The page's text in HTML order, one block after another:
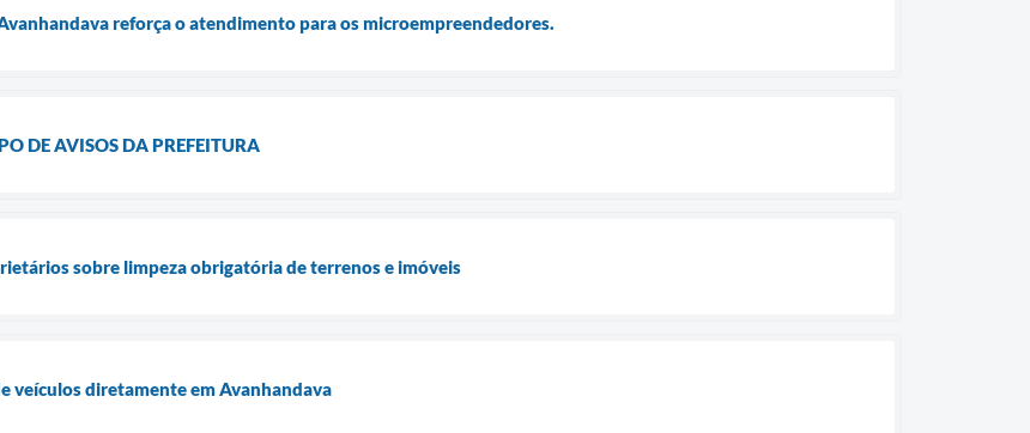
reforça o atendimento para os microempreendedores.
DE AVISOS DA PREFEITURA
sobre limpeza obrigatória de terrenos e imóveis
veículos diretamente em Avanhandava